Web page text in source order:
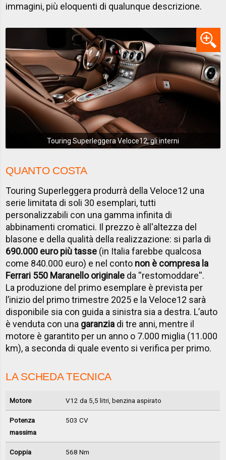
immagini, più eloquenti di qualunque descrizione.
Touring Superleggera Veloce12, gli interni
QUANTO COSTA
Touring Superleggera produrrà della Veloce12 una
serie limitata di soli 30 esemplari, tutti
personalizzabili con una gamma infinita di
abbinamenti cromatici. Il prezzo è all'altezza del
blasone e della qualità della realizzazione: si parla di
690.000 euro più tasse (in Italia farebbe qualcosa
come 840.000 euro) e nel conto non è compresa la
Ferrari 550 Maranello originale da ''restomoddare''.
La produzione del primo esemplare è prevista per
l’inizio del primo trimestre 2025 e la Veloce12 sarà
disponibile sia con guida a sinistra sia a destra. L’auto
è venduta con una garanzia di tre anni, mentre il
motore è garantito per un anno o 7.000 miglia (11.000
km), a seconda di quale evento si verifica per primo.
LA SCHEDA TECNICA
Motore V12 da 5,5 litri, benzina aspirato
Potenza
massima
503 CV
Coppia 568 Nm